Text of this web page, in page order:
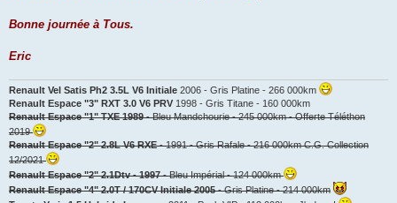
Bonne journée à Tous.
Eric
Renault Vel Satis Ph2 3.5L V6 Initiale 2006 - Gris Platine - 266 000km
Renault Espace "3" RXT 3.0 V6 PRV 1998 - Gris Titane - 160 000km
Renault Espace "1" TXE 1989- Bleu Mandchourie - 245 000km - Offerte Téléthon
2019
Renault Espace "2" 2.8L V6 RXE- 1991 - Gris Rafale - 216 000km C.G. Collection
12/2021
Renault Espace "2" 2.1Dtv - 1997- Bleu Impérial - 124 000km
Renault Espace "4" 2.0T / 170CV Initiale 2005- Gris Platine - 214 000km